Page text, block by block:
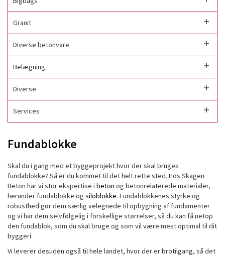
Granit
Diverse betonvare
Belægning
Diverse
Services
Fundablokke
Skal du i gang med et byggeprojekt hvor der skal bruges
fundablokke? Så er du kommet til det helt rette sted. Hos Skagen
Beton har vi stor ekspertise i beton og betonrelaterede materialer,
herunder fundablokke og siloblokke. Fundablokkenes styrke og
robusthed gør dem særlig velegnede til opbygning af fundamenter
og vi har dem selvfølgelig i forskellige størrelser, så du kan få netop
den fundablok, som du skal bruge og som vil være mest optimal til dit
byggeri.
Vi leverer desuden også til hele landet, hvor der er brotilgang, så det